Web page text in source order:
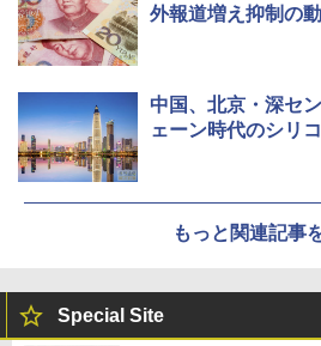
外報道増え抑制の
中国、北京・深セ
ェーン時代のシリ
もっと関連記事
Special Site